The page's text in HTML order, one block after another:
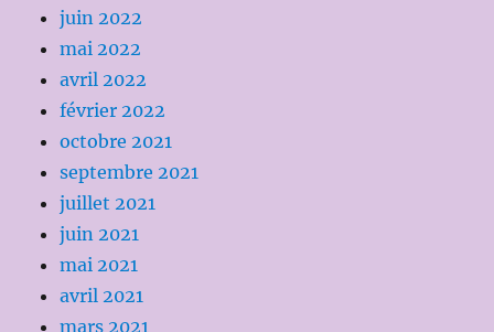
juin 2022
mai 2022
avril 2022
février 2022
octobre 2021
septembre 2021
juillet 2021
juin 2021
mai 2021
avril 2021
mars 2021